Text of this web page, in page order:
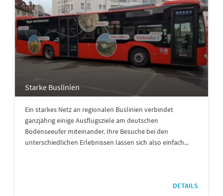
Starke Buslinien
Ein starkes Netz an regionalen Buslinien verbindet
ganzjährig einige Ausflugsziele am deutschen
Bodenseeufer miteinander. Ihre Besuche bei den
unterschiedlichen Erlebnissen lassen sich also einfach...
DETAILS